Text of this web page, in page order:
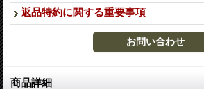
返品特約に関する重要事項
商品詳細